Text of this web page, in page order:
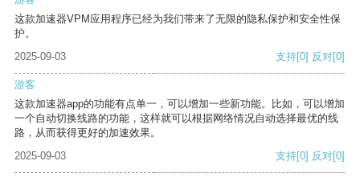
这款加速器VPM应用程序已经为我们带来了无限的隐私保护和安全性保
护。
2025-09-03
支持[0] 反对[0]
游客
这款加速器app的功能有点单一，可以增加一些新功能。比如，可以增加
一个自动切换线路的功能，这样就可以根据网络情况自动选择最优的线
路，从而获得更好的加速效果。
2025-09-03
支持[0] 反对[0]